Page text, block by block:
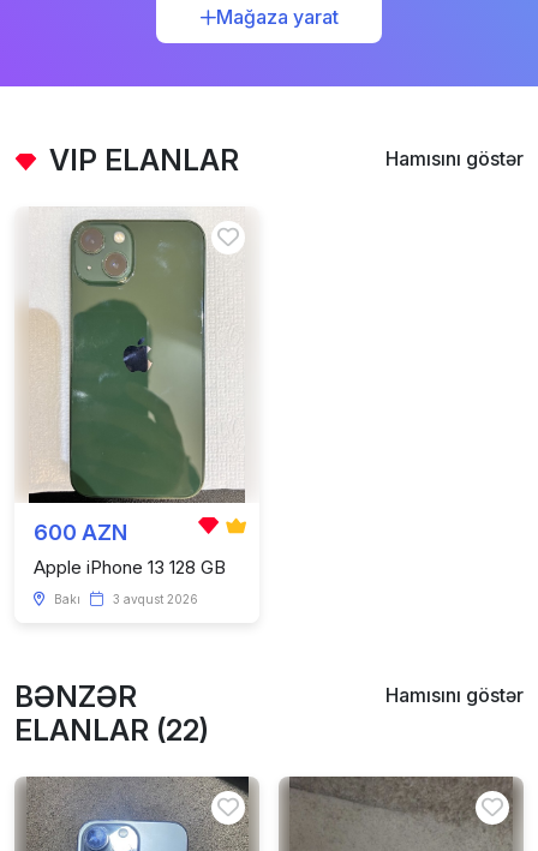
Mağaza yarat
VIP ELANLAR Hamısını göstər
600 AZN
Apple iPhone 13 128 GB
Bakı 3 avqust 2026
BƏNZƏR
ELANLAR (22)
Hamısını göstər